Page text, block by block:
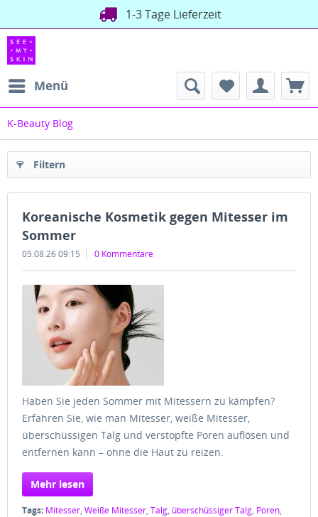
1-3 Tage Lieferzeit
Menü
K-Beauty Blog
Filtern
Koreanische Kosmetik gegen Mitesser im
Sommer
05.08.26 09:15 0 Kommentare
Haben Sie jeden Sommer mit Mitessern zu kämpfen?
Erfahren Sie, wie man Mitesser, weiße Mitesser,
überschüssigen Talg und verstopfte Poren auflösen und
entfernen kann – ohne die Haut zu reizen.
Mehr lesen
Tags: Mitesser, Weiße Mitesser, Talg, überschüssiger Talg, Poren,